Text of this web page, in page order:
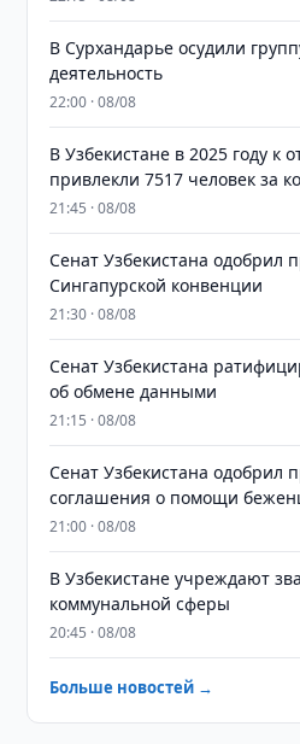
В Сурхандарье осудили
деятельность
22:00 · 08/08
В Узбекистане в 2025 году к
привлекли 7517 человек за
21:45 · 08/08
Сенат Узбекистана одобрил
Сингапурской конвенции
21:30 · 08/08
Сенат Узбекистана
об обмене данными
21:15 · 08/08
Сенат Узбекистана одобрил
соглашения о помощи
21:00 · 08/08
В Узбекистане учреждают
коммунальной сферы
20:45 · 08/08
Больше новостей →